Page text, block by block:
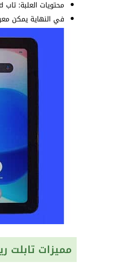
محتويات العلبة: تاب Realme Pad – الشاحن وكابل الشحن – دبوس الشريحة – الضمان والتعليمات.
في النهاية يمكن
مميزات تابلت